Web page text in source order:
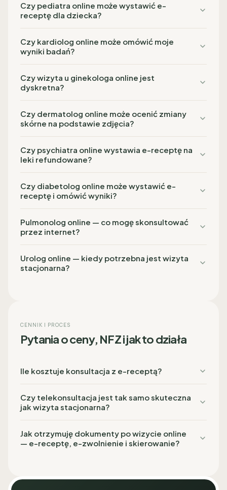
Czy pediatra online może wystawić e-
receptę dla dziecka?
Czy kardiolog online może omówić moje
wyniki badań?
Czy wizyta u ginekologa online jest
dyskretna?
Czy dermatolog online może ocenić zmiany
skórne na podstawie zdjęcia?
Czy psychiatra online wystawia e-receptę na
leki refundowane?
Czy diabetolog online może wystawić e-
receptę i omówić wyniki?
Pulmonolog online — co mogę skonsultować
przez internet?
Urolog online — kiedy potrzebna jest wizyta
stacjonarna?
CENNIK I PROCES
Pytania o ceny, NFZ i jak to działa
Ile kosztuje konsultacja z e-receptą?
Czy telekonsultacja jest tak samo skuteczna
jak wizyta stacjonarna?
Jak otrzymuję dokumenty po wizycie online
— e-receptę, e-zwolnienie i skierowanie?